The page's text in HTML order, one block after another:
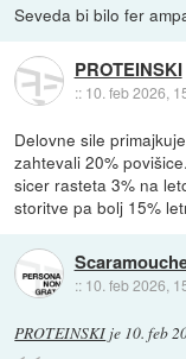
Seveda bi bilo fer
PROTEINSKI
:: 10. feb 2026,
Delovne sile
zahtevali 20%
sicer rasteta 3% na
storitve pa bolj 15%
:: 10. feb 2026,
PROTEINSKI je 10. feb